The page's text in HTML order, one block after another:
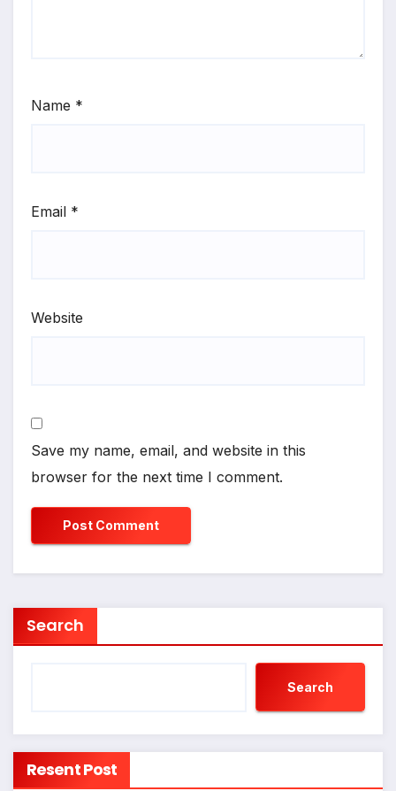
Name *
Email *
Website
Save my name, email, and website in this
browser for the next time I comment.
Search
Search
Resent Post